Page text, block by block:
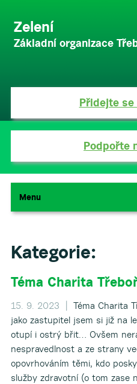
Zelení
Základní organizace
Přidejte se
Podpořte
Menu
Kategorie:
Téma Charita
15. 9. 2023 |
Téma Charita
jako zastupitel jsem si již na
otupí i ostrý břit… Ovšem
nespravedlnost a ze strany
opovrhováním těmi, kdo
služby zdravotní (o tom zase